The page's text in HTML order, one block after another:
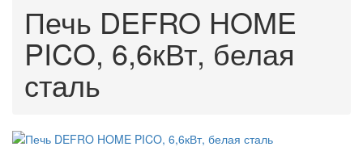
Печь DEFRO HOME
PICO, 6,6кВт, белая
сталь